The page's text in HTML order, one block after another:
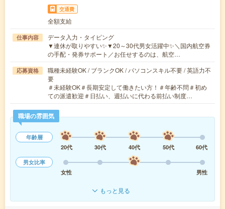
交通費
全額支給
仕事内容
データ入力・タイピング
▼連休が取りやすい✨▼20～30代男女活躍中✨＼国内航空券
の手配・発券サポート／お任せするのは、航空…
応募資格
職種未経験OK / ブランクOK / パソコンスキル不要 / 英語力不
要
＃未経験OK＃長期安定して働きたい方！＃年齢不問＃初め
ての派遣歓迎＃日払い、週払いに代わる前払い制度…
職場の雰囲気
年齢層
20代
30代 40代 50代
60代
男女比率
女性
男性
もっと見る